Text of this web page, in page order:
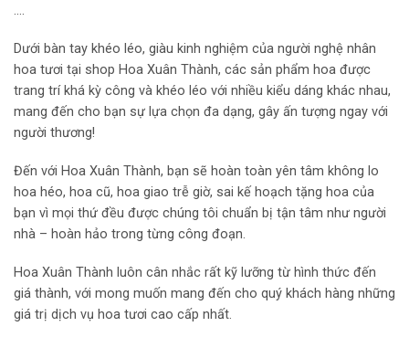
….
Dưới bàn tay khéo léo, giàu kinh nghiệm của người nghệ nhân
hoa tươi tại shop Hoa Xuân Thành, các sản phẩm hoa được
trang trí khá kỳ công và khéo léo với nhiều kiểu dáng khác nhau,
mang đến cho bạn sự lựa chọn đa dạng, gây ấn tượng ngay với
người thương!
Đến với Hoa Xuân Thành, bạn sẽ hoàn toàn yên tâm không lo
hoa héo, hoa cũ, hoa giao trễ giờ, sai kế hoạch tặng hoa của
bạn vì mọi thứ đều được chúng tôi chuẩn bị tận tâm như người
nhà – hoàn hảo trong từng công đoạn.
Hoa Xuân Thành luôn cân nhắc rất kỹ lưỡng từ hình thức đến
giá thành, với mong muốn mang đến cho quý khách hàng những
giá trị dịch vụ hoa tươi cao cấp nhất.